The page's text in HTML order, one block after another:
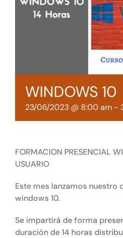
Tienda online
WINDOWS 10
23/06/2023 @ 8:00 am -
FORMACION PRESENCIAL
USUARIO
Este mes lanzamos
windows 10.
Se impartirá de forma
duración de 14 horas